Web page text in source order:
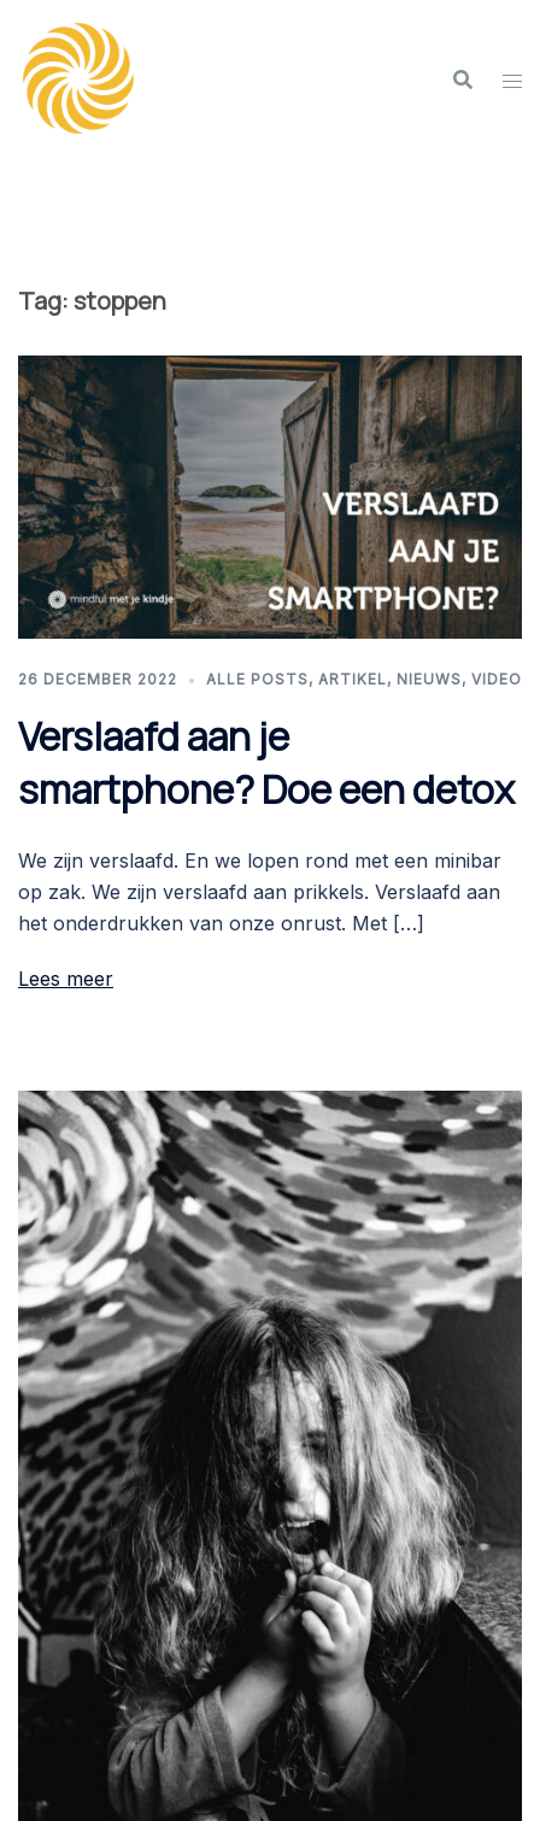
naar
inhoud
Tag:stoppen
26 DECEMBER 2022 ALLE POSTS, ARTIKEL, NIEUWS, VIDEO
Verslaafd aan je
smartphone? Doe een detox
We zijn verslaafd. En we lopen rond met een minibar
op zak. We zijn verslaafd aan prikkels. Verslaafd aan
het onderdrukken van onze onrust. Met […]
Lees meer